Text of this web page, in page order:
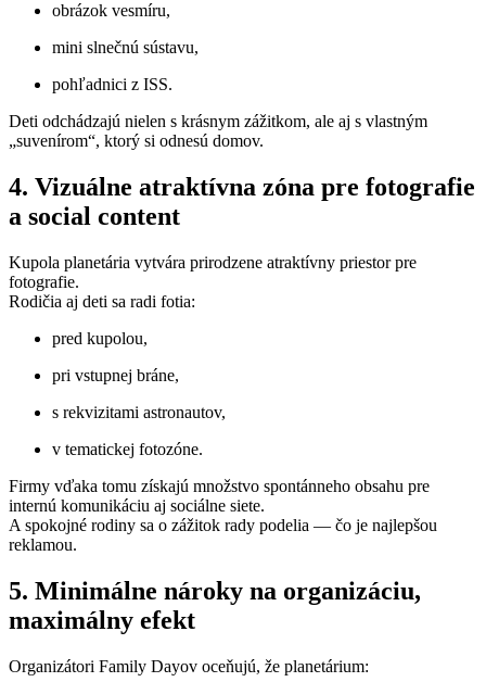
obrázok vesmíru,
mini slnečnú sústavu,
pohľadnici z ISS.
Deti odchádzajú nielen s krásnym zážitkom, ale aj s vlastným
„suvenírom“, ktorý si odnesú domov.
4. Vizuálne atraktívna zóna pre fotografie
a social content
Kupola planetária vytvára prirodzene atraktívny priestor pre
fotografie.
Rodičia aj deti sa radi fotia:
pred kupolou,
pri vstupnej bráne,
s rekvizitami astronautov,
v tematickej fotozóne.
Firmy vďaka tomu získajú množstvo spontánneho obsahu pre
internú komunikáciu aj sociálne siete.
A spokojné rodiny sa o zážitok rady podelia — čo je najlepšou
reklamou.
5. Minimálne nároky na organizáciu,
maximálny efekt
Organizátori Family Dayov oceňujú, že planetárium: